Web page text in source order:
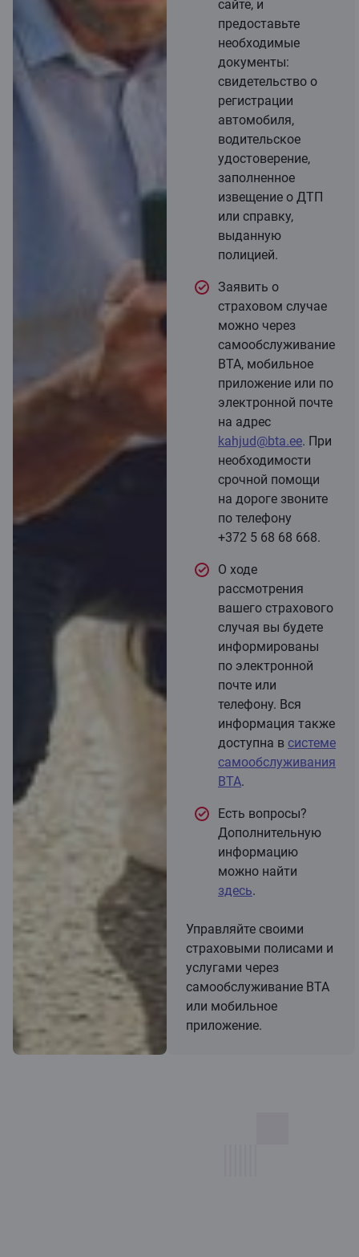
сайте, и
предоставьте
необходимые
документы:
свидетельство о
регистрации
автомобиля,
водительское
удостоверение,
заполненное
извещение о ДТП
или справку,
выданную
полицией.
Заявить о
страховом случае
можно через
самообслуживание
BTA, мобильное
приложение или по
электронной почте
на адрес
kahjud@bta.ee. При
необходимости
срочной помощи
на дороге звоните
по телефону
+372 5 68 68 668.
О ходе
рассмотрения
вашего страхового
случая вы будете
информированы
по электронной
почте или
телефону. Вся
информация также
доступна в системе
самообслуживания
BTA.
Есть вопросы?
Дополнительную
информацию
можно найти
здесь.
Управляйте своими
страховыми полисами и
услугами через
самообслуживание BTA
или мобильное
приложение.